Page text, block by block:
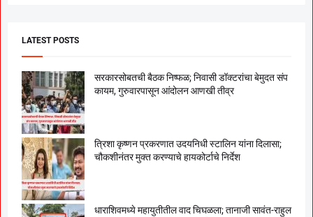
LATEST POSTS
सरकारसोबतची बैठक निष्फळ; निवासी डॉक्टरांचा बेमुदत संप
कायम, गुरुवारपासून आंदोलन आणखी तीव्र
त्रिशा कृष्णन प्रकरणात उदयनिधी स्टालिन यांना दिलासा;
चौकशीनंतर मुक्त करण्याचे हायकोर्टाचे निर्देश
धाराशिवमध्ये महायुतीतील वाद चिघळला; तानाजी सावंत-राहुल